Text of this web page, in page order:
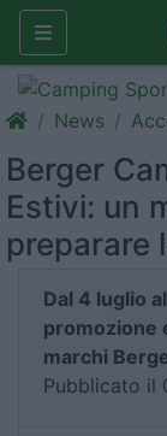
News
Berger
Estivi: un
preparare
Dal 4 luglio
promozione
marchi
Pubblicato il